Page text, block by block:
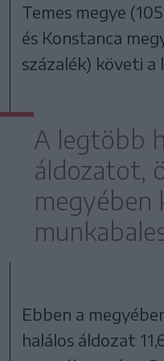
Temes megye
és Konstanca
százalék) követi a
A legtöbb
áldozatot,
megyében
Ebben a
halálos áldozat